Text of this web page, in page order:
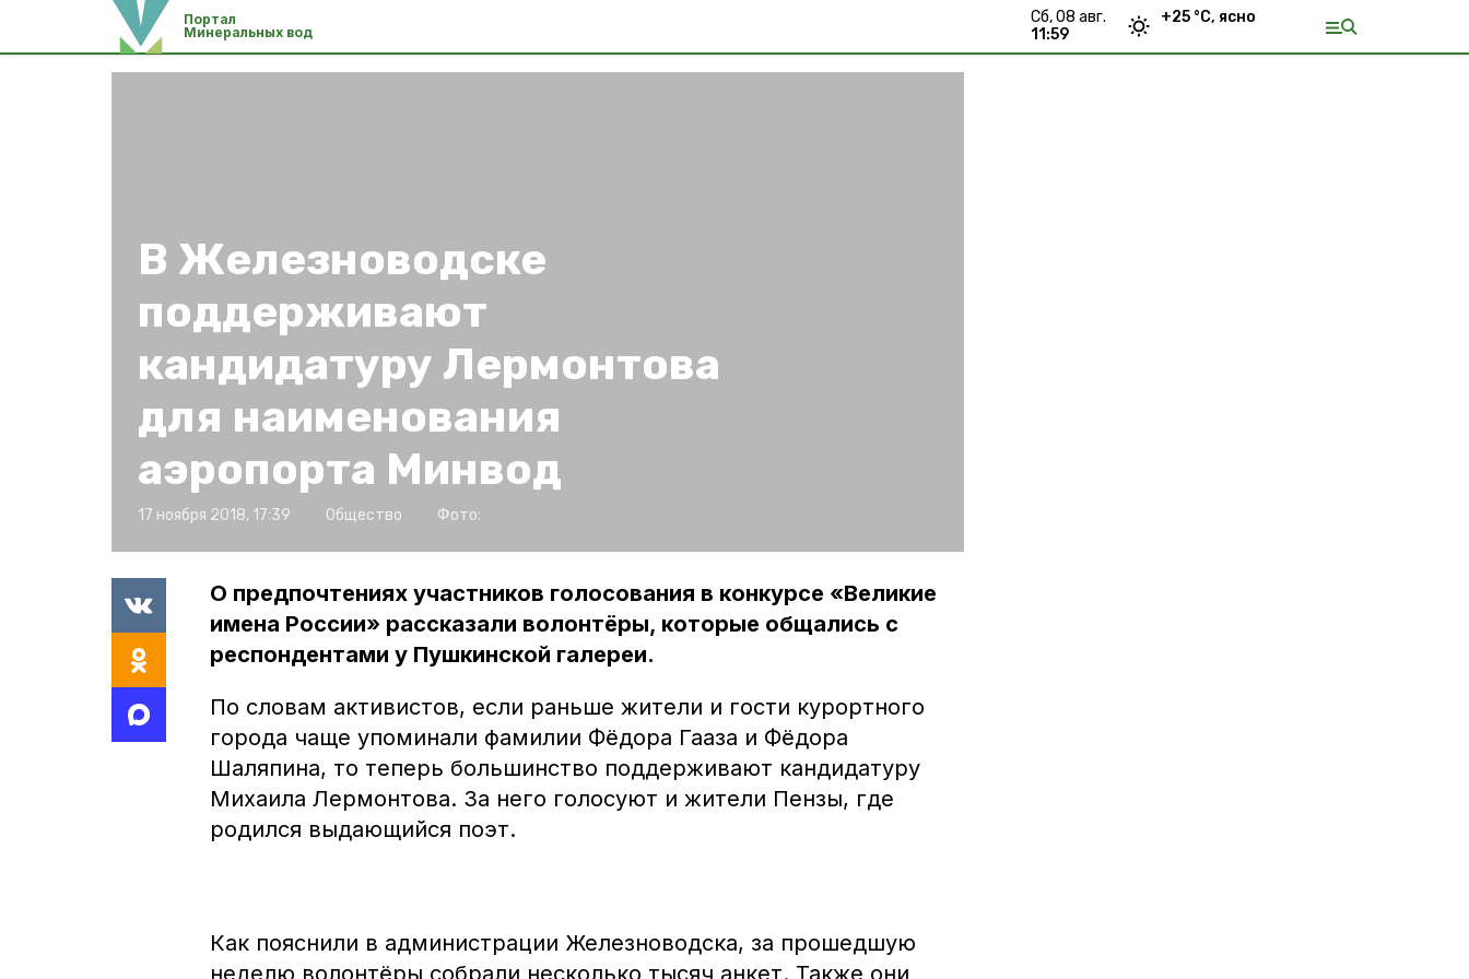
Портал
Минеральных вод
сб, 08 авг.
11:59
+25 °С, ясно
В Железноводске
поддерживают
кандидатуру Лермонтова
для наименования
аэропорта Минвод
17 ноября 2018, 17:39 Общество Фото:
О предпочтениях участников голосования в конкурсе «Великие
имена России» рассказали волонтёры, которые общались с
респондентами у Пушкинской галереи.
По словам активистов, если раньше жители и гости курортного
города чаще упоминали фамилии Фёдора Гааза и Фёдора
Шаляпина, то теперь большинство поддерживают кандидатуру
Михаила Лермонтова. За него голосуют и жители Пензы, где
родился выдающийся поэт.
Как пояснили в администрации Железноводска, за прошедшую
неделю волонтёры собрали несколько тысяч анкет. Также они